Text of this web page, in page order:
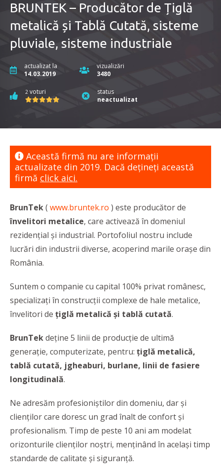
BRUNTEK – Producător de Țiglă
metalică și Tablă Cutată, sisteme
pluviale, sisteme industriale
actualizat la
14.03.2019
vizualizări
3480
2 voturi
status
neactualizat
Această firmă nu are informaţii
actualizate din 2019. Dacă dețineți această
firmă click aici.
BrunTek( www.bruntek.ro ) este producător de
învelitori metalice, care activează în domeniul
rezidențial și industrial. Portofoliul nostru include
lucrări din industrii diverse, acoperind marile orașe din
România.
Suntem o companie cu capital 100% privat românesc,
specializați în construcții complexe de hale metalice,
învelitori de țiglă metalică și tablă cutată.
BrunTekdeține 5 linii de producție de ultimă
generație, computerizate, pentru: țiglă metalică,
tablă cutată, jgheaburi, burlane, linii de fasiere
longitudinală.
Ne adresăm profesioniștilor din domeniu, dar și
clienților care doresc un grad înalt de confort și
profesionalism. Timp de peste 10 ani am modelat
orizonturile clienților noștri, menținând în același timp
standarde de calitate și siguranță.